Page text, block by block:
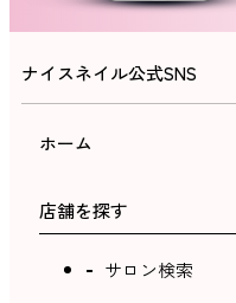
ナイスネイル公式SNS
ホーム
店舗を探す
サロン検索